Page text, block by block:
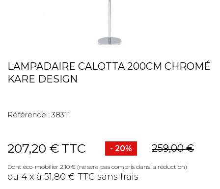
LAMPADAIRE CALOTTA 200CM CHROMÉ
KARE DESIGN
Référence : 38311
207,20 € TTC - 20% 259,00 €
Dont éco-mobilier 2,10 € (ne sera pas compris dans la réduction)
ou 4 x à 51,80 € TTC sans frais